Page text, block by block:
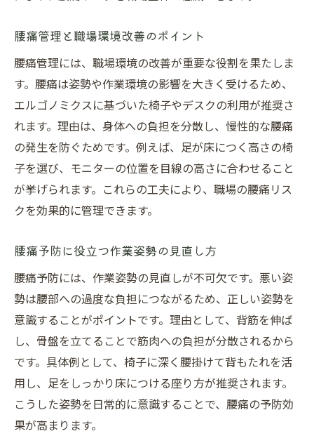
腰痛管理と職場環境改善のポイント
腰痛管理には、職場環境の改善が重要な役割を果たしま
す。腰痛は姿勢や作業環境の影響を大きく受けるため、
エルゴノミクスに基づいた椅子やデスクの利用が推奨さ
れます。理由は、身体への負担を分散し、慢性的な腰痛
の発生を防ぐためです。例えば、足が床につく高さの椅
子を選び、モニターの位置を目線の高さに合わせること
が挙げられます。これらの工夫により、職場の腰痛リス
クを効果的に管理できます。
腰痛予防に役立つ作業姿勢の見直し方
腰痛予防には、作業姿勢の見直しが不可欠です。悪い姿
勢は腰部への過度な負担につながるため、正しい姿勢を
意識することがポイントです。理由として、背筋を伸ば
し、骨盤を立てることで筋肉への負担が分散されるから
です。具体例として、椅子に深く腰掛けて背もたれを活
用し、足をしっかり床につける座り方が推奨されます。
こうした姿勢を日常的に意識することで、腰痛の予防効
果が高まります。